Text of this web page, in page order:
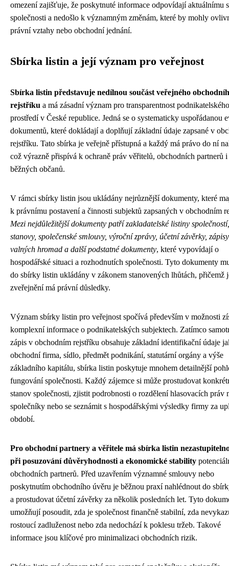
omezení zajišťuje, že poskytnuté informace odpovídají aktuálnímu
společnosti a nedošlo k významným změnám, které by mohly
právní vztahy nebo obchodní jednání.
Sbírka listin a její význam pro veřejnost
Sbírka listin představuje nedílnou součást veřejného
rejstříku a má zásadní význam pro transparentnost podnikatelského
prostředí v České republice. Jedná se o systematicky uspořádanou
dokumentů, které dokládají a doplňují základní údaje zapsané v
rejstříku. Tato sbírka je veřejně přístupná a každý má právo do ní
což výrazně přispívá k ochraně práv věřitelů, obchodních partnerů i
běžných občanů.
V rámci sbírky listin jsou ukládány nejrůznější dokumenty, které
k právnímu postavení a činnosti subjektů zapsaných v obchodním
Mezi nejdůležitější dokumenty patří zakladatelské listiny společností,
stanovy, společenské smlouvy, výroční zprávy, účetní závěrky,
valných hromad a další podstatné dokumenty, které vypovídají o
hospodářské situaci a rozhodnutích společnosti. Tyto dokumenty
do sbírky listin ukládány v zákonem stanovených lhůtách, přičemž
zveřejnění má právní důsledky.
Význam sbírky listin pro veřejnost spočívá především v možnosti
komplexní informace o podnikatelských subjektech. Zatímco
zápis v obchodním rejstříku obsahuje základní identifikační údaje
obchodní firma, sídlo, předmět podnikání, statutární orgány a výše
základního kapitálu, sbírka listin poskytuje mnohem detailnější
fungování společnosti. Každý zájemce si může prostudovat
stanov společnosti, zjistit podrobnosti o rozdělení hlasovacích práv
společníky nebo se seznámit s hospodářskými výsledky firmy za
období.
Pro obchodní partnery a věřitele má sbírka listin
při posuzování důvěryhodnosti a ekonomické stability
obchodních partnerů. Před uzavřením významné smlouvy nebo
poskytnutím obchodního úvěru je běžnou praxí nahlédnout do
a prostudovat účetní závěrky za několik posledních let. Tyto
umožňují posoudit, zda je společnost finančně stabilní, zda
rostoucí zadluženost nebo zda nedochází k poklesu tržeb. Takové
informace jsou klíčové pro minimalizaci obchodních rizik.